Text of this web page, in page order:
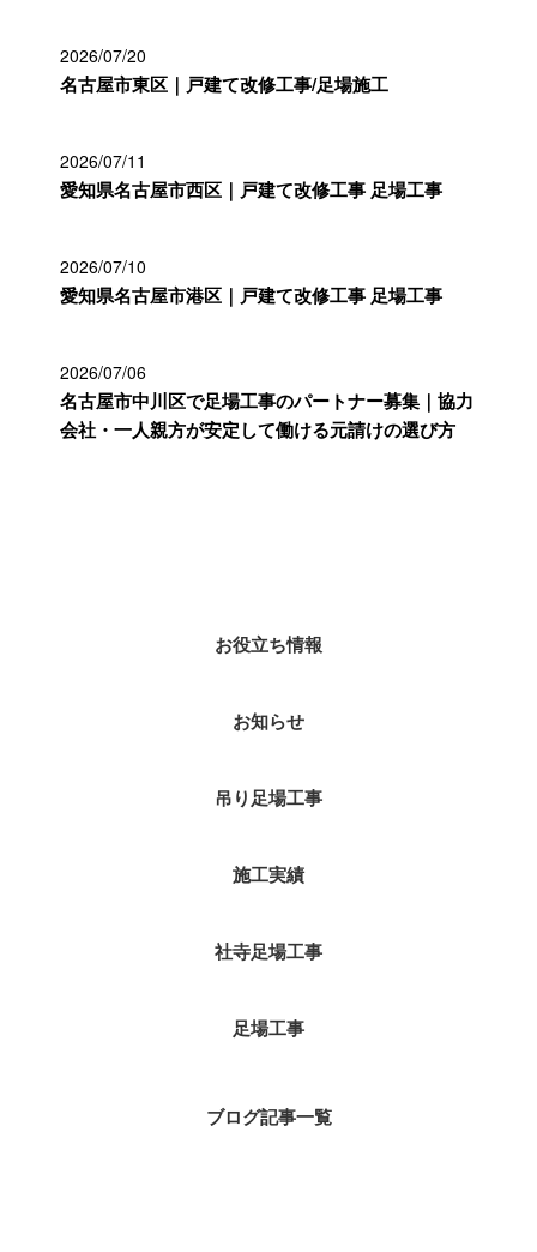
2026/07/20
名古屋市東区｜戸建て改修工事/足場施工
2026/07/11
愛知県名古屋市西区｜戸建て改修工事 足場工事
2026/07/10
愛知県名古屋市港区｜戸建て改修工事 足場工事
2026/07/06
名古屋市中川区で足場工事のパートナー募集｜協力
会社・一人親方が安定して働ける元請けの選び方
お役立ち情報
お知らせ
吊り足場工事
施工実績
社寺足場工事
足場工事
ブログ記事一覧